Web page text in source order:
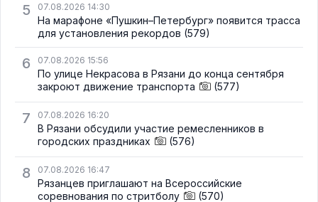
5 07.08.2026 14:30
На марафоне «Пушкин–Петербург» появится трасса
для установления рекордов (579)
6 07.08.2026 15:56
По улице Некрасова в Рязани до конца сентября
закроют движение транспорта
(577)
7 07.08.2026 16:20
В Рязани обсудили участие ремесленников в
городских праздниках
(576)
8 07.08.2026 16:47
Рязанцев приглашают на Всероссийские
соревнования по стритболу
(570)